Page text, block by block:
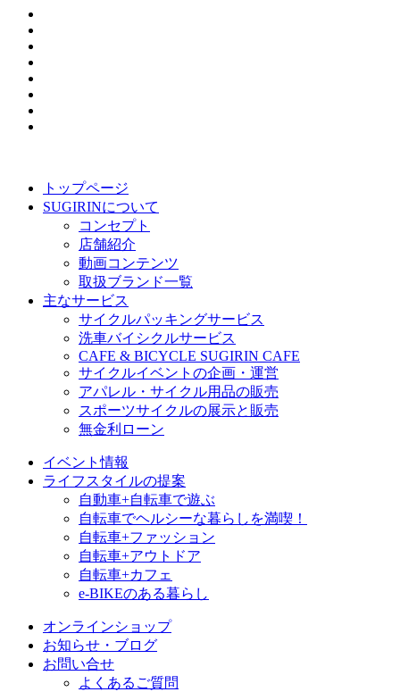
トップページ
SUGIRINについて
コンセプト
店舗紹介
動画コンテンツ
取扱ブランド一覧
主なサービス
サイクルパッキングサービス
洗車バイシクルサービス
CAFE & BICYCLE SUGIRIN CAFE
サイクルイベントの企画・運営
アパレル・サイクル用品の販売
スポーツサイクルの展示と販売
無金利ローン
イベント情報
ライフスタイルの提案
自動車+自転車で遊ぶ
自転車でヘルシーな暮らしを満喫！
自転車+ファッション
自転車+アウトドア
自転車+カフェ
e-BIKEのある暮らし
オンラインショップ
お知らせ・ブログ
お問い合せ
よくあるご質問